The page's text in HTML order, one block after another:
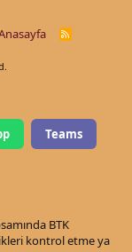
R
Teams
BTK
kontrol etme ya